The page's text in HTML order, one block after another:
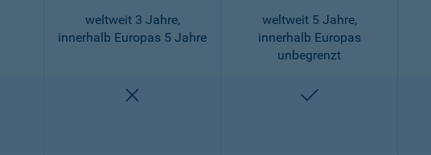
weltweit 3 Jahre,
innerhalb Europas 5 Jahre
weltweit 5 Jahre,
innerhalb Europas
unbegrenzt
enthalten